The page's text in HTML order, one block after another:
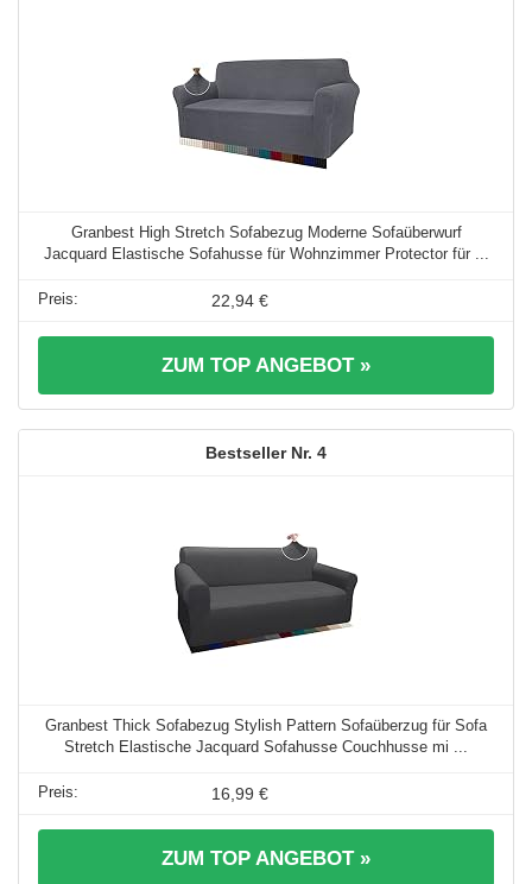
Granbest High Stretch Sofabezug Moderne Sofaüberwurf
Jacquard Elastische Sofahusse für Wohnzimmer Protector für ...
22,94 €
ZUM TOP ANGEBOT »
4
Granbest Thick Sofabezug Stylish Pattern Sofaüberzug für Sofa
Stretch Elastische Jacquard Sofahusse Couchhusse mi ...
16,99 €
ZUM TOP ANGEBOT »